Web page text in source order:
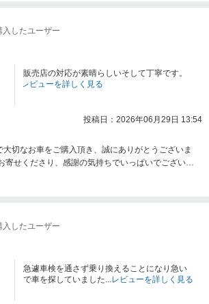
てご対応させていただいております。今後ともお
入したユーザー
販売店の対応が素晴らしいそして丁寧です。
レビューを詳しく見る
投稿日：2026年06月29日 13:54
切なお車をご購入頂き、誠にありがとうございま
寄せくださり、感謝の気持ちでいっぱいでございま
もどうぞよろしくお願いいたします。
入したユーザー
急遽車検を通さず乗り換えることになり急い
で車を探していました...レビューを詳しく見る